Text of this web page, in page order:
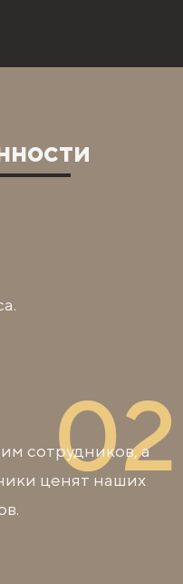
сотрудников, а
ценят наших